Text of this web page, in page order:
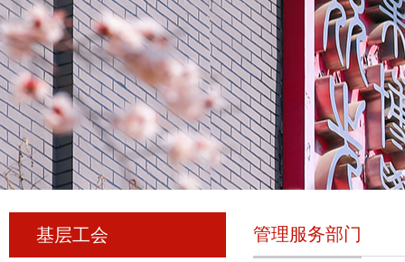
基层工会 管理服务部门